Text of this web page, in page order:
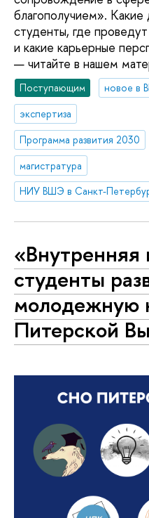
благополучием». Какие
студенты, где
и какие карьерные
— читайте в нашем
Поступающим
новое в
экспертиза
Программа развития 2030
магистратура
НИУ ВШЭ в Санкт-
«Внутренняя
студенты
молодежную
Питерской